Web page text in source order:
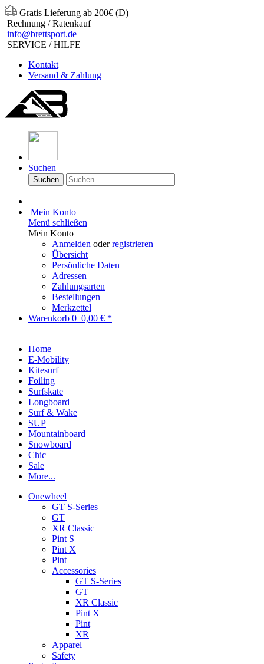
Gratis Lieferung ab 200€ (D)
Rechnung / Ratenkauf
info@brettsport.de
SERVICE / HILFE
Kontakt
Versand & Zahlung
Suchen
Suchen
Mein Konto
Menü schließen
Mein Konto
Anmelden oderregistrieren
Übersicht
Persönliche Daten
Adressen
Zahlungsarten
Bestellungen
Merkzettel
Warenkorb 0 0,00 € *
Home
E-Mobility
Kitesurf
Foiling
Surfskate
Longboard
Surf & Wake
SUP
Mountainboard
Snowboard
Chic
Sale
More...
Onewheel
GT S-Series
GT
XR Classic
Pint S
Pint X
Pint
Accessories
GT S-Series
GT
XR Classic
Pint X
Pint
XR
Apparel
Safety